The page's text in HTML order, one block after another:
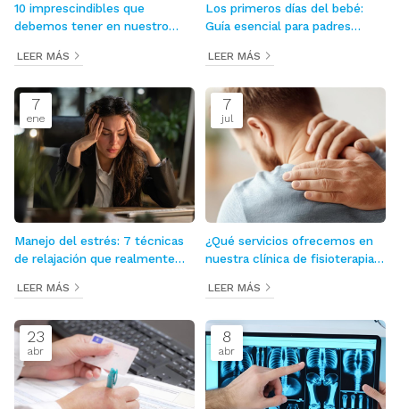
10 imprescindibles que
debemos tener en nuestro
emergencia
LEER MÁS
Los primeros días del bebé:
Guía esencial para padres
LEER MÁS
7
ene
Manejo del estrés: 7 técnicas
de relajación que realmente
LEER MÁS
7
jul
¿Qué servicios ofrecemos en
nuestra clínica de fisioterapia
LEER MÁS
23
abr
8
abr